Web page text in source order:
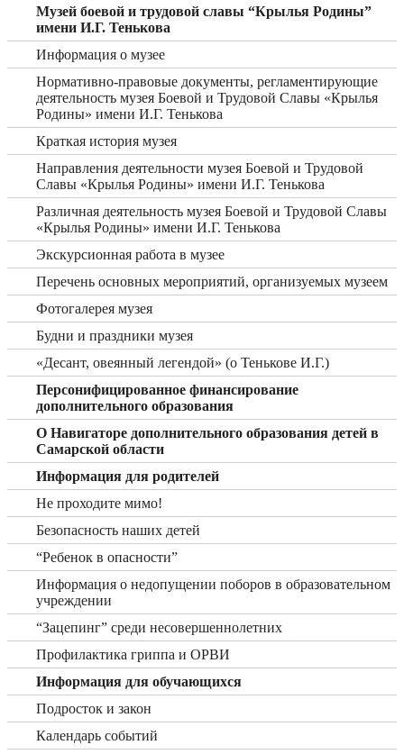
Музей боевой и трудовой славы “Крылья Родины”
имени И.Г. Тенькова
Информация о музее
Нормативно-правовые документы, регламентирующие
деятельность музея Боевой и Трудовой Славы «Крылья
Родины» имени И.Г. Тенькова
Краткая история музея
Направления деятельности музея Боевой и Трудовой
Славы «Крылья Родины» имени И.Г. Тенькова
Различная деятельность музея Боевой и Трудовой Славы
«Крылья Родины» имени И.Г. Тенькова
Экскурсионная работа в музее
Перечень основных мероприятий, организуемых музеем
Фотогалерея музея
Будни и праздники музея
«Десант, овеянный легендой» (о Тенькове И.Г.)
Персонифицированное финансирование
дополнительного образования
О Навигаторе дополнительного образования детей в
Самарской области
Информация для родителей
Не проходите мимо!
Безопасность наших детей
“Ребенок в опасности”
Информация о недопущении поборов в образовательном
учреждении
“Зацепинг” среди несовершеннолетних
Профилактика гриппа и ОРВИ
Информация для обучающихся
Подросток и закон
Календарь событий